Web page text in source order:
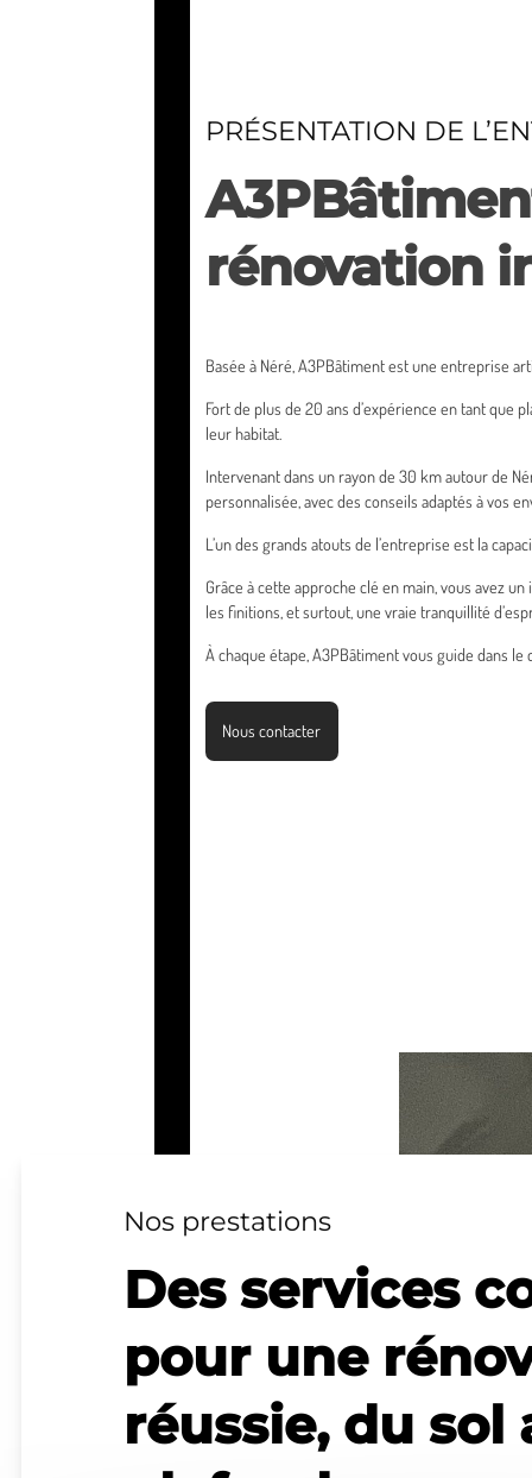
PRÉSENTATION DE
rénovation
Basée à Néré, A3PBâtiment est une entreprise
Fort de plus de 20 ans d’expérience en tant
leur habitat.
Intervenant dans un rayon de 30 km autour de
personnalisée, avec des conseils adaptés à vos
L’un des grands atouts de l’entreprise est la
Grâce à cette approche clé en main, vous avez
les finitions, et surtout, une vraie tranquillité
À chaque étape, A3PBâtiment vous guide dans
Nous contacter
Nos prestations
Des services
pour une
réussie, du sol